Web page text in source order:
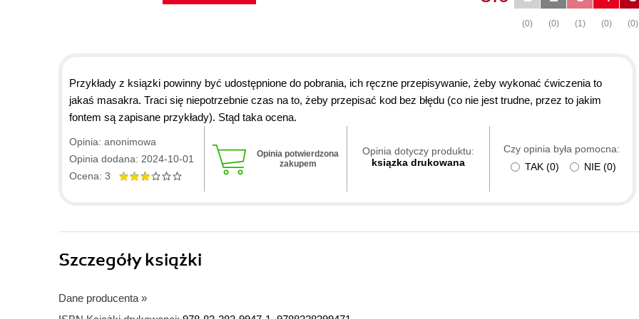
(0)
(0)
(1)
(0)
(0)
Przykłady z ksiązki powinny być udostępnione do pobrania, ich ręczne przepisywanie, żeby wykonać ćwiczenia to
jakaś masakra. Traci się niepotrzebnie czas na to, żeby przepisać kod bez błędu (co nie jest trudne, przez to jakim
fontem są zapisane przykłady). Stąd taka ocena.
Opinia: anonimowa
Opinia dodana: 2024-10-01
Ocena: 3
Opinia potwierdzona
zakupem
Opinia dotyczy produktu:
ksiązka drukowana
Czy opinia była pomocna:
TAK (0) NIE (0)
Szczegółyksiążki
Dane producenta »